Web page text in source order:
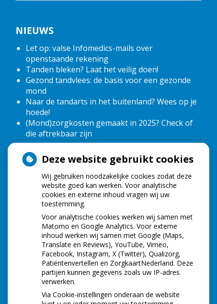
NIEUWS
Let op: valse Infomedics-mails over
openstaande rekening
Tanden bleken? Laat het veilig doen!
Gezond tandvlees: de basis voor een gezonde
mond
Naar de tandarts in het buitenland? Wees op je
hoede!
(Mond)zorgkosten gemaakt in 2025? Check of
die aftrekbaar zijn
HOE GEZOND IS JE MOND?
Deze website gebruikt cookies
Wij gebruiken noodzakelijke cookies zodat deze
website goed kan werken. Voor analytische
cookies en externe inhoud vragen wij uw
toestemming.
Voor analytische cookies werken wij samen met
Matomo en Google Analytics. Voor externe
inhoud werken wij samen met Google (Maps,
Translate en Reviews), YouTube, Vimeo,
Facebook, Instagram, X (Twitter), Qualizorg,
Patiëntenvertellen en ZorgkaartNederland. Deze
partijen kunnen gegevens zoals uw IP-adres
verwerken.
Via Cookie-instellingen onderaan de website